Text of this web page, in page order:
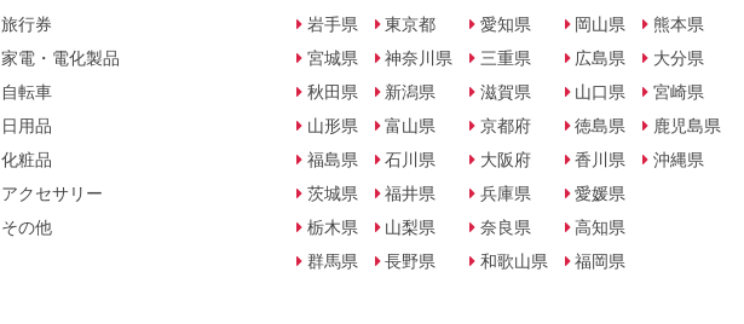
旅行券
家電・電化製品
自転車
日用品
化粧品
アクセサリー
その他
岩手県
宮城県
秋田県
山形県
福島県
茨城県
栃木県
群馬県
東京都
神奈川県
新潟県
富山県
石川県
福井県
山梨県
長野県
愛知県
三重県
滋賀県
京都府
大阪府
兵庫県
奈良県
和歌山県
岡山県
広島県
山口県
徳島県
香川県
愛媛県
高知県
福岡県
熊本県
大分県
宮崎県
鹿児島県
沖縄県